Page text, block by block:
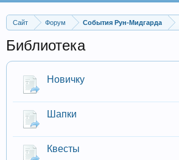
Сайт Форум События Рун-Мидгарда
Библиотека
Новичку
Шапки
Квесты